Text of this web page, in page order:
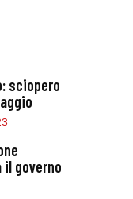
sciopero
governo